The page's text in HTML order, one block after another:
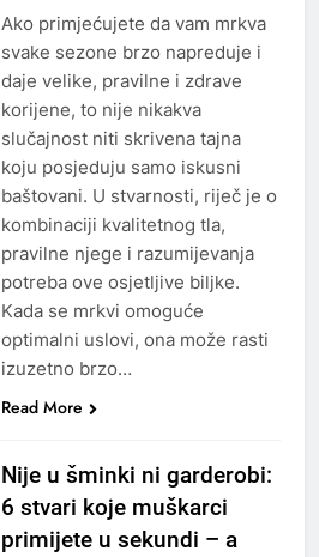
Ako primjećujete da vam mrkva
svake sezone brzo napreduje i
daje velike, pravilne i zdrave
korijene, to nije nikakva
slučajnost niti skrivena tajna
koju posjeduju samo iskusni
baštovani. U stvarnosti, riječ je o
kombinaciji kvalitetnog tla,
pravilne njege i razumijevanja
potreba ove osjetljive biljke.
Kada se mrkvi omoguće
optimalni uslovi, ona može rasti
izuzetno brzo…
Read More
Nije u šminki ni garderobi:
6 stvari koje muškarci
primijete u sekundi – a